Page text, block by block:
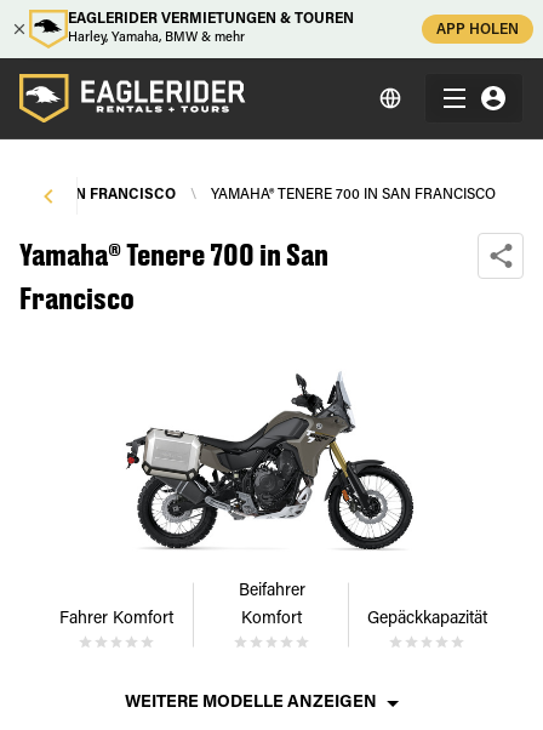
EAGLERIDER VERMIETUNGEN & TOUREN
Harley, Yamaha, BMW & mehr
APP HOLEN
SAN FRANCISCO \ YAMAHA® TENERE 700 IN SAN FRANCISCO
Yamaha® Tenere 700 in San
Francisco
Fahrer Komfort
Beifahrer
Komfort
Gepäckkapazität
WEITERE MODELLE ANZEIGEN